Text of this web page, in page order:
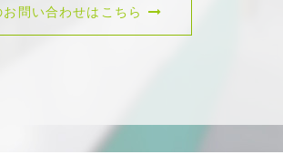
問い合わせはこちら